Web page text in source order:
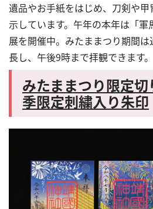
遺品やお手紙をはじめ、刀剣や
示しています。午年の本年は「
展を開催中。みたままつり期間
長し、午後9時まで拝観できます
みたままつり限定
季限定刺繍入り朱印